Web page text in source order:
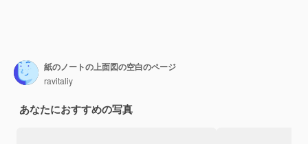
紙のノートの上面図の空白のページ
ravitaliy
あなたにおすすめの写真